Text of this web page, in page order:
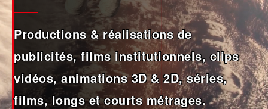
Productions & réalisations de
publicités, films institutionnels, clips
vidéos, animations 3D & 2D, séries,
films, longs et courts métrages.